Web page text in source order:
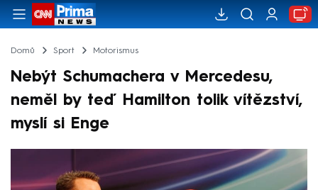
Domů Sport Motorismus
Nebýt Schumachera v Mercedesu,
neměl by teď Hamilton tolik vítězství,
myslí si Enge